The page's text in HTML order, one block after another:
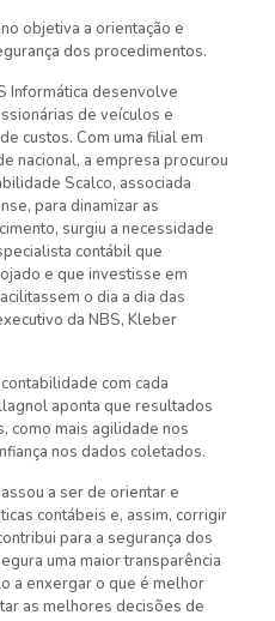
objetiva a orientação e
dos procedimentos.
Informática desenvolve
de veículos e
custos. Com uma filial em
nacional, a empresa procurou
Scalco, associada
para dinamizar as
surgiu a necessidade
contábil que
e que investisse em
o dia a dia das
da NBS, Kleber
com cada
aponta que resultados
como mais agilidade nos
nos dados coletados.
a ser de orientar e
contábeis e, assim, corrigir
para a segurança dos
uma maior transparência
a enxergar o que é melhor
as melhores decisões de